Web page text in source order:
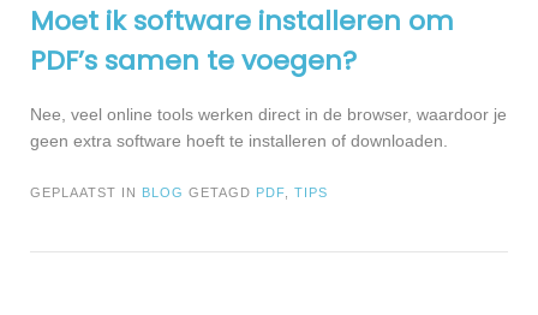
Moet ik software installeren om
PDF’s samen te voegen?
Nee, veel online tools werken direct in de browser, waardoor je
geen extra software hoeft te installeren of downloaden.
GEPLAATST IN BLOG GETAGD PDF TIPS